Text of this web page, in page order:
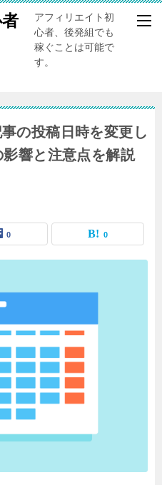
アフィリエイト初
心者、後発組でも
稼ぐことは可能で
す。
の投稿日時を変更し
響と注意点を解説
0 0